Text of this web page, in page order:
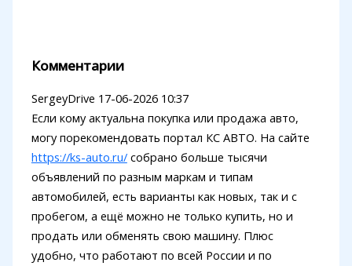
Комментарии
SergeyDrive 17-06-2026 10:37
Если кому актуальна покупка или продажа авто,
могу порекомендовать портал КС АВТО. На сайте
https://ks-auto.ru/собрано больше тысячи
объявлений по разным маркам и типам
автомобилей, есть варианты как новых, так и с
пробегом, а ещё можно не только купить, но и
продать или обменять свою машину. Плюс
удобно, что работают по всей России и по